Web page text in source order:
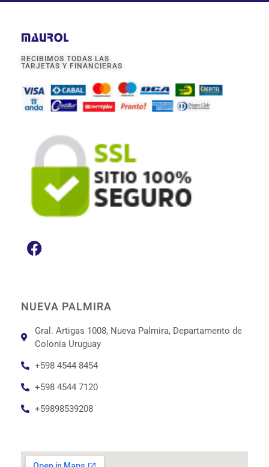
RECIBIMOS TODAS LAS
TARJETAS Y FINANCIERAS
NUEVA PALMIRA
Gral. Artigas 1008, Nueva Palmira, Departamento de
Colonia Uruguay
+598 4544 8454
+598 4544 7120
+59898539208